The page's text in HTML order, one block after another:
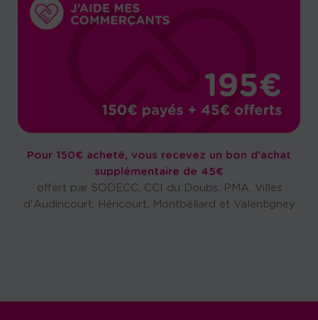
Pour 150€ acheté, vous recevez un bon d'achat
supplémentaire de 45€
offert par SODECC, CCI du Doubs, PMA, Villes
d'Audincourt, Héricourt, Montbéliard et Valentigney